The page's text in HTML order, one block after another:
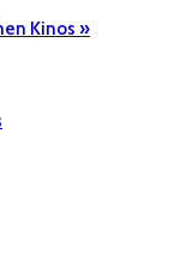
Kinos »